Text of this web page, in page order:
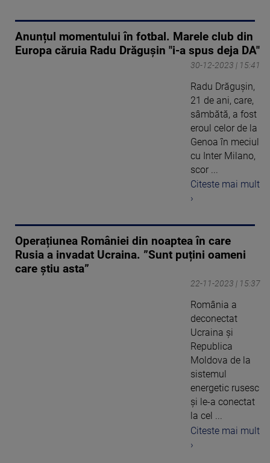
Anunțul momentului în fotbal. Marele club din
Europa căruia Radu Drăgușin "i-a spus deja DA"
30-12-2023 | 15:41
Radu Drăgușin,
21 de ani, care,
sâmbătă, a fost
eroul celor de la
Genoa în meciul
cu Inter Milano,
scor ...
Citeste mai mult
›
Operațiunea României din noaptea în care
Rusia a invadat Ucraina. ”Sunt puțini oameni
care știu asta”
22-11-2023 | 15:37
România a
deconectat
Ucraina și
Republica
Moldova de la
sistemul
energetic rusesc
și le-a conectat
la cel ...
Citeste mai mult
›